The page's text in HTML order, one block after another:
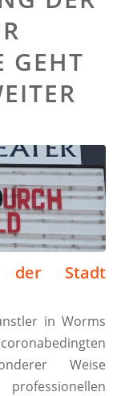
GEHT
der Stadt
in Worms
Weise